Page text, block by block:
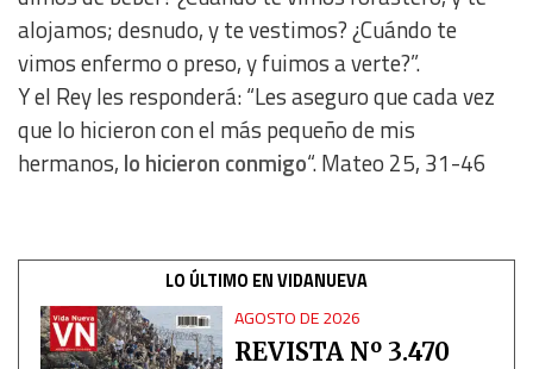
alojamos; desnudo, y te vestimos? ¿Cuándo te
vimos enfermo o preso, y fuimos a verte?”.
Y el Rey les responderá: “Les aseguro que cada vez
que lo hicieron con el más pequeño de mis
hermanos, lo hicieron conmigo“. Mateo 25, 31-46
LO ÚLTIMO EN VIDANUEVA
AGOSTO DE 2026
REVISTA Nº 3.470
Use precise geolocation data
Identify devices based on information actively requested
Non-IAB processing purposes:
Functional